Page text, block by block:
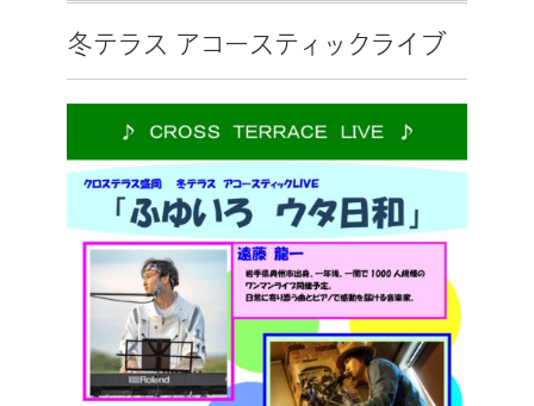
冬テラス アコースティックライブ